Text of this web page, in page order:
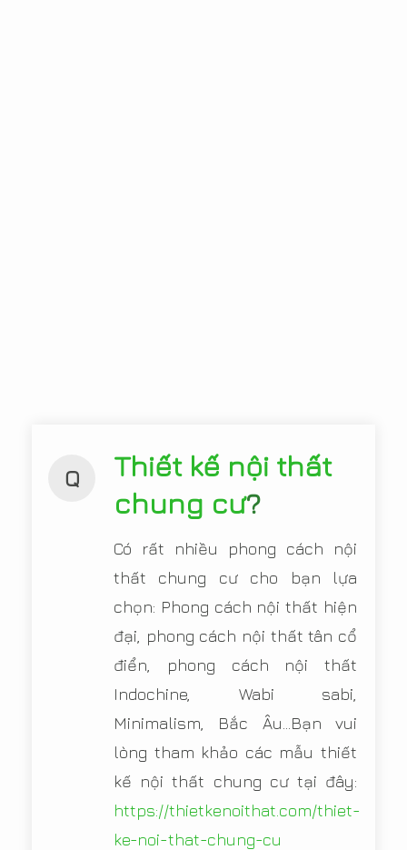
Q
Thiết kế nội thất
chung cư?
Có rất nhiều phong cách nội
thất chung cư cho bạn lựa
chọn: Phong cách nội thất hiện
đại, phong cách nội thất tân cổ
điển, phong cách nội thất
Indochine, Wabi sabi,
Minimalism, Bắc Âu...Bạn vui
lòng tham khảo các mẫu thiết
kế nội thất chung cư tại đây:
https://thietkenoithat.com/thiet-
ke-noi-that-chung-cu